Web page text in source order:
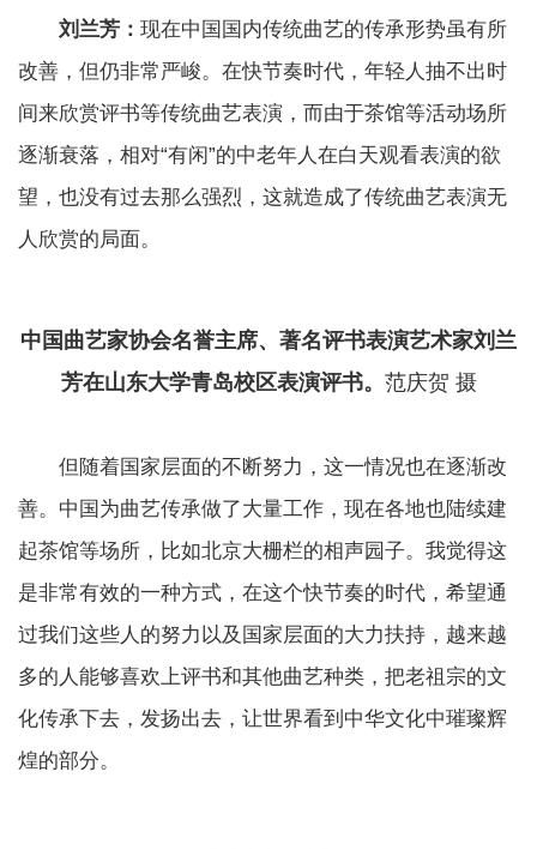
刘兰芳： 现在中国国内传统曲艺的传承形势虽有所
改善，但仍非常严峻。在快节奏时代，年轻人抽不出时
间来欣赏评书等传统曲艺表演，而由于茶馆等活动场所
逐渐衰落，相对“有闲”的中老年人在白天观看表演的欲
望，也没有过去那么强烈，这就造成了传统曲艺表演无
人欣赏的局面。
中国曲艺家协会名誉主席、著名评书表演艺术家刘兰
芳在山东大学青岛校区表演评书。 范庆贺 摄
但随着国家层面的不断努力，这一情况也在逐渐改
善。中国为曲艺传承做了大量工作，现在各地也陆续建
起茶馆等场所，比如北京大栅栏的相声园子。我觉得这
是非常有效的一种方式，在这个快节奏的时代，希望通
过我们这些人的努力以及国家层面的大力扶持，越来越
多的人能够喜欢上评书和其他曲艺种类，把老祖宗的文
化传承下去，发扬出去，让世界看到中华文化中璀璨辉
煌的部分。